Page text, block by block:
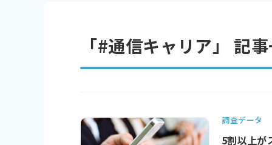
「#通信キャリア」 記
調査データ
5割以上が